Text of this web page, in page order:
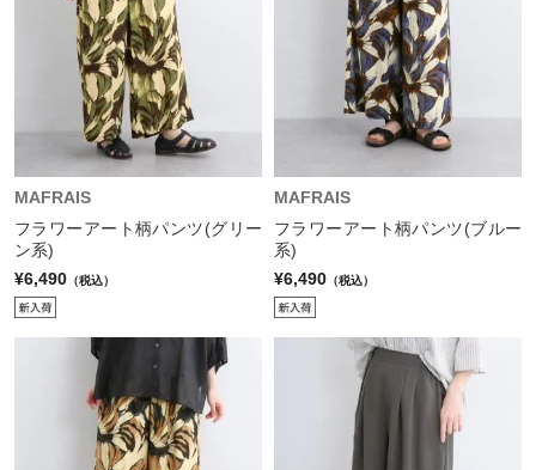
MAFRAIS
フラワーアート柄パンツ(グリー
ン系)
¥6,490 （税込）
MAFRAIS
フラワーアート柄パンツ(ブルー
系)
¥6,490 （税込）